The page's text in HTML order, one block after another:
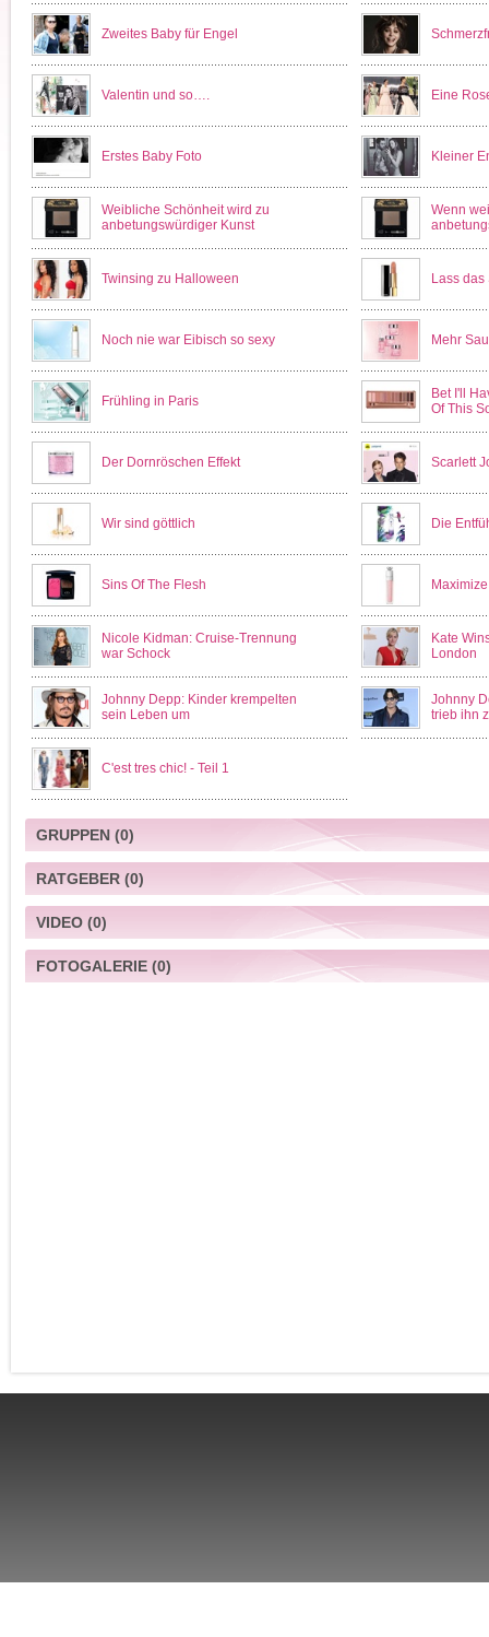
Zweites Baby für Engel
Valentin und so…. Eine
Erstes Baby Foto Kleiner
Weibliche Schönheit wird zu
anbetungswürdiger Kunst
Wenn
Twinsing zu Halloween Lass das
Noch nie war Eibisch so sexy Mehr
Frühling in Paris
Bet I'll
Of This
Der Dornröschen Effekt Scarlett
Wir sind göttlich Die
Sins Of The Flesh
Nicole Kidman: Cruise-Trennung
war Schock
Kate
London
Johnny Depp: Kinder krempelten
sein Leben um
Johnny
trieb ihn
C'est tres chic! - Teil 1
GRUPPEN(0)
RATGEBER(0)
VIDEO(0)
FOTOGALERIE(0)